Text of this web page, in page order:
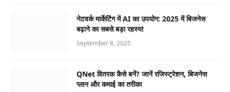
नेटवर्क मार्केटिंग में AI का उपयोग: 2025 में बिजनेस
बढ़ाने का सबसे बड़ा रहस्य!
September 8, 2025
QNet वितरक कैसे बनें? जानें रजिस्ट्रेशन, बिजनेस
प्लान और कमाई का तरीका